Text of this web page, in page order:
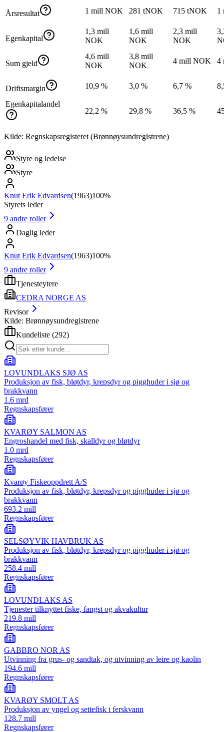
Årsresultat 1 mill NOK 281 tNOK 715 tNOK 1
Egenkapital
1,3 mill
NOK
1,6 mill
NOK
2,3 mill
NOK
Sum gjeld
4,6 mill
NOK
3,8 mill
NOK
4 mill NOK 4
Driftsmargin 10,9 % 3,0 % 6,7 %
Egenkapitalandel
22,2 %
29,8 % 36,5 %
Kilde: Regnskapsregisteret (Brønnøysundregistrene)
Styre og ledelse
Styre
Knut Erik Edvardsen(1963)100%
Styrets leder
9 andre roller
Daglig leder
Knut Erik Edvardsen(1963)100%
9 andre roller
Tjenesteytere
CEDRA NORGE AS
Revisor
Kilde: Brønnøysundregistrene
Kundeliste (292)
LOVUNDLAKS SJØ AS
Produksjon av fisk, bløtdyr, krepsdyr og pigghuder i sjø og
brakkvann
1.6 mrd
Regnskapsfører
KVARØY SALMON AS
Engroshandel med fisk, skalldyr og bløtdyr
1.0 mrd
Regnskapsfører
Kvarøy Fiskeoppdrett A/S
Produksjon av fisk, bløtdyr, krepsdyr og pigghuder i sjø og
brakkvann
693.2 mill
Regnskapsfører
SELSØYVIK HAVBRUK AS
Produksjon av fisk, bløtdyr, krepsdyr og pigghuder i sjø og
brakkvann
258.4 mill
Regnskapsfører
LOVUNDLAKS AS
Tjenester tilknyttet fiske, fangst og akvakultur
219.8 mill
Regnskapsfører
GABBRO NOR AS
Utvinning fra grus- og sandtak, og utvinning av leire og kaolin
194.6 mill
Regnskapsfører
KVARØY SMOLT AS
Produksjon av yngel og settefisk i ferskvann
128.7 mill
Regnskapsfører